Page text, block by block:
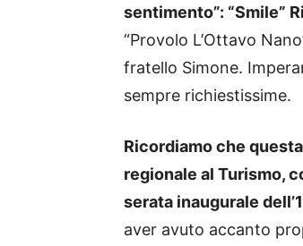
sentimento”: “Smile”
“Provolo L’Ottavo
fratello Simone.
sempre
Ricordiamo che
regionale al Turismo,
serata inaugurale
aver avuto accanto